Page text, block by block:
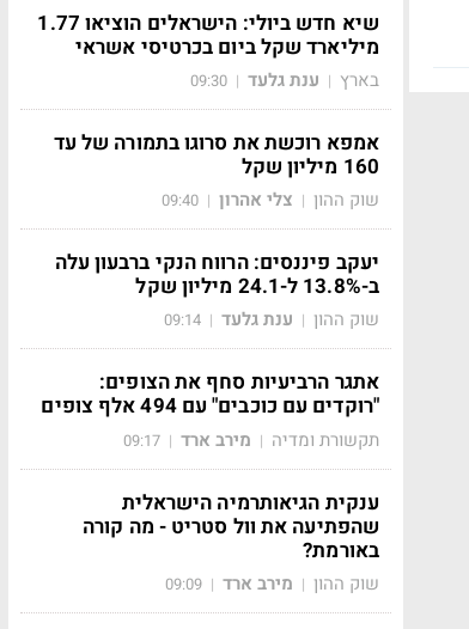
שיא חדש ביולי: הישראלים הוציאו 1.77
מיליארד שקל ביום בכרטיסי אשראי
בארץ | ענת גלעד |
09:30
אמפא רוכשת את סרוגו בתמורה של עד
160 מיליון שקל
שוק ההון | צלי אהרון |
09:40
יעקב פיננסים: הרווח הנקי ברבעון עלה
ב-13.8% ל-24.1 מיליון שקל
שוק ההון | ענת גלעד |
09:14
אתגר הרביעיות סחף את הצופים:
"רוקדים עם כוכבים" עם 494 אלף צופים
תקשורת ומדיה | מירב ארד |
09:17
ענקית הגיאותרמיה הישראלית
שהפתיעה את וול סטריט - מה קורה
באורמת?
שוק ההון | מירב ארד |
09:09